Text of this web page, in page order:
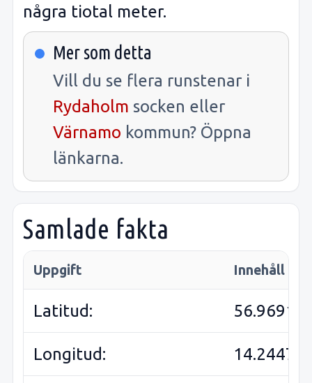
några tiotal meter.
Mer som detta
Vill du se flera runstenar i
Rydaholm socken eller
Värnamo kommun? Öppna
länkarna.
Samlade fakta
Uppgift Innehåll
Latitud: 56.96915
Longitud: